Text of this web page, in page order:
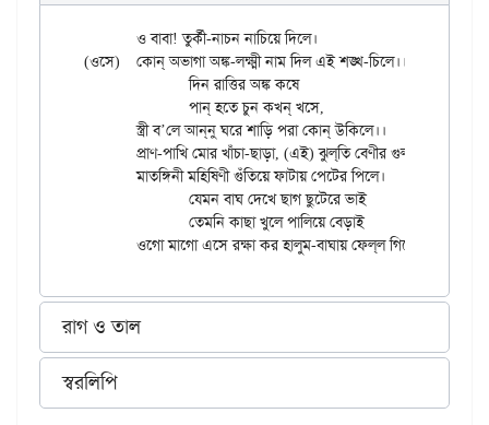
(ওসে)	কোন্ অভাগা অঙ্ক-লক্ষ্মী নাম দিল এই শঙ্খ-চিলে।।
		দিন রাত্তির অঙ্ক কষে
	স্ত্রী ব’লে আন্‌নু ঘরে শাড়ি পরা কোন্ উকিলে।।
	মাতঙ্গিনী মহিষিণী গুঁতিয়ে ফাটায় পেটের পিলে।
রাগ ও তাল
স্বরলিপি